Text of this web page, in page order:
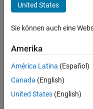
United States
Sie können auch eine
Amerika
América Latina (Español)
Canada (English)
United States (English)